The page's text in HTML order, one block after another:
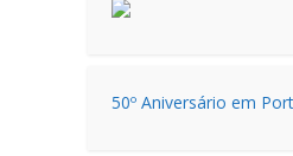
50º Aniversário em